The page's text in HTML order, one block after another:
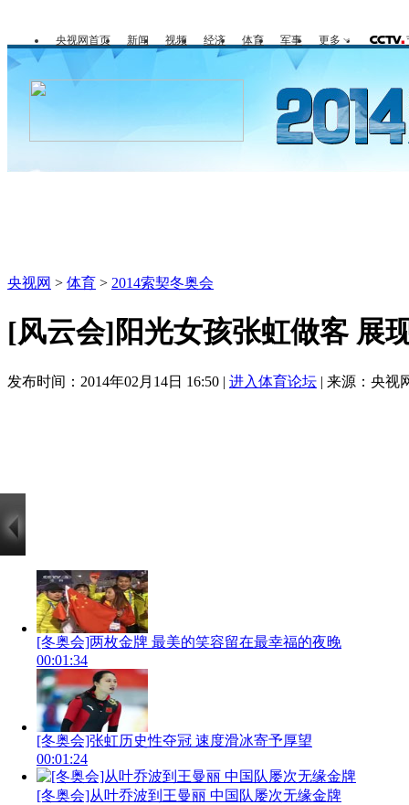
央视网首页 新闻 视频 经济 体育 军事 更多
央视网 > 体育 > 2014索契冬奥会
[风云会]阳光女孩张虹做客 展
发布时间：2014年02月14日 16:50 | 进入体育论坛 | 来源：央视
[冬奥会]两枚金牌 最美的笑容留在最幸福的夜晚
00:01:34
[冬奥会]张虹历史性夺冠 速度滑冰寄予厚望
00:01:24
[冬奥会]从叶乔波到王曼丽 中国队屡次无缘金牌